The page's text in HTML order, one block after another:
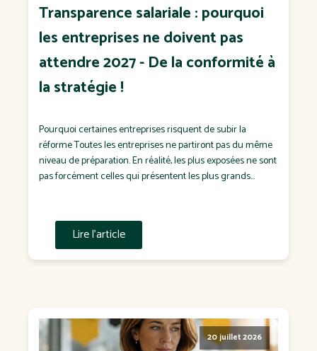
Transparence salariale : pourquoi
les entreprises ne doivent pas
attendre 2027 - De la conformité à
la stratégie !
Pourquoi certaines entreprises risquent de subir la
réforme Toutes les entreprises ne partiront pas du même
niveau de préparation. En réalité, les plus exposées ne sont
pas forcément celles qui présentent les plus grands
salaire "au cas […]
Lire l'article
20 juillet 2026